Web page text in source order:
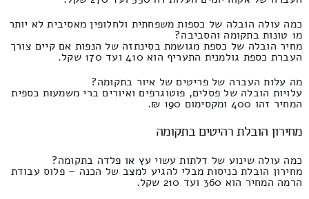
כמה עולה הובלה של כספות משפחתית ולחלופין מאסיבית לא יותר
מ1 טונות בתקומה והסביבה?
מחיר הובלה של כספת מגושמת בסינתזה של הנפות אם קיים צורך
העברת כספת גולמנית התעריף הוא 410 ועד 170 שקל.
מה עלות העברה של פריטים של איור בתקומה?
עלויות הובלה של פסלים, פוטוגרפים ואיורים ברי משמעות כספית
המחיר זהו 400 ומקסימום 190 ₪.
מחירון הובלת רהיטים בתקומה
כמה עולה שינוע של דלתות עשוי עץ או פלדה בתקומה?
מחירון הובלת כניסות מבלי להגיע למצב של הכנה – פלוס עבודת
הרמה המחיר הוא 360 ועד 210 שקל.